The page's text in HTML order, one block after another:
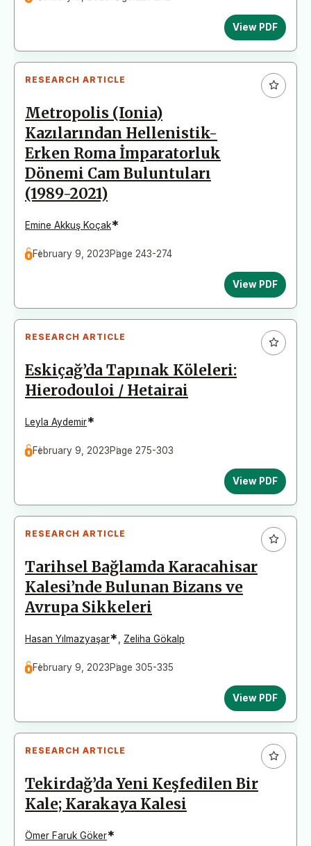
View PDF
RESEARCH ARTICLE
Metropolis (Ionia)
Kazılarından Hellenistik-
Erken Roma İmparatorluk
Dönemi Cam Buluntuları
(1989-2021)
Emine Akkuş Koçak*
February 9, 2023Page 243-274
View PDF
RESEARCH ARTICLE
Eskiçağ’da Tapınak Köleleri:
Hierodouloi / Hetairai
Leyla Aydemir*
February 9, 2023Page 275-303
View PDF
RESEARCH ARTICLE
Tarihsel Bağlamda Karacahisar
Kalesi’nde Bulunan Bizans ve
Avrupa Sikkeleri
Hasan Yılmazyaşar* Zeliha Gökalp
February 9, 2023Page 305-335
View PDF
RESEARCH ARTICLE
Tekirdağ’da Yeni Keşfedilen Bir
Kale; Karakaya Kalesi
Ömer Faruk Göker*